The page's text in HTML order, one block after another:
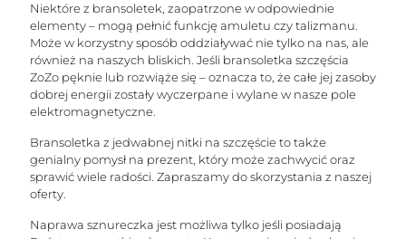
Niektóre z bransoletek, zaopatrzone w odpowiednie
elementy – mogą pełnić funkcję amuletu czy talizmanu.
Może w korzystny sposób oddziaływać nie tylko na nas, ale
również na naszych bliskich. Jeśli bransoletka szczęścia
ZoZo pęknie lub rozwiąże się – oznacza to, że całe jej zasoby
dobrej energii zostały wyczerpane i wylane w nasze pole
elektromagnetyczne.
Bransoletka z jedwabnej nitki na szczęście to także
genialny pomysł na prezent, który może zachwycić oraz
sprawić wiele radości. Zapraszamy do skorzystania z naszej
oferty.
Naprawa sznureczka jest możliwa tylko jeśli posiadają